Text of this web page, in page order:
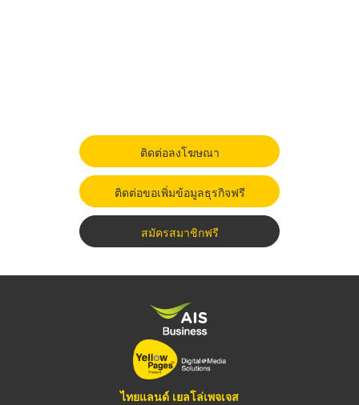
ติดต่อลงโฆษณา
ติดต่อขอเพิ่มข้อมูลธุรกิจฟรี
สมัครสมาชิกฟรี
ไทยแลนด์ เยลโล่เพจเจส